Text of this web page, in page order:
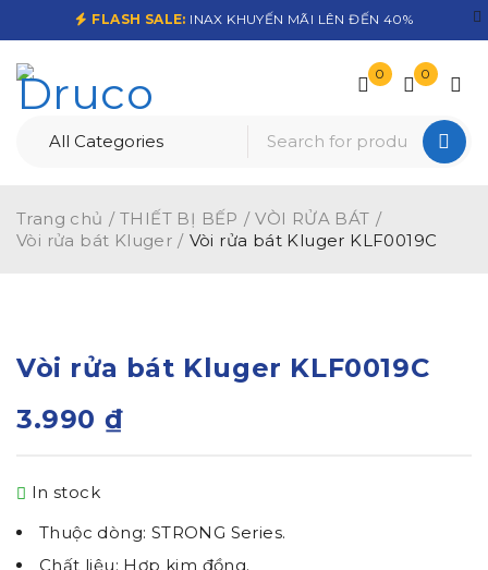
FLASH SALE: INAX KHUYẾN MÃI LÊN ĐẾN 40%
0 0
Trang chủ / THIẾT BỊ BẾP / VÒI RỬA BÁT /
Vòi rửa bát Kluger / Vòi rửa bát Kluger KLF0019C
Vòi rửa bát Kluger KLF0019C
3.990 ₫
In stock
Thuộc dòng: STRONG Series.
Chất liệu: Hợp kim đồng.